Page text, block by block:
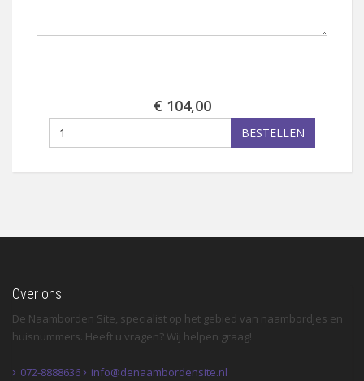
€ 104,00
BESTELLEN
Over ons
De Naamborden Site, specialist op het gebied van naambordjes en
huisnummers. Heeft u vragen? Wij helpen graag!
072-8888636 info@denaambordensite.nl